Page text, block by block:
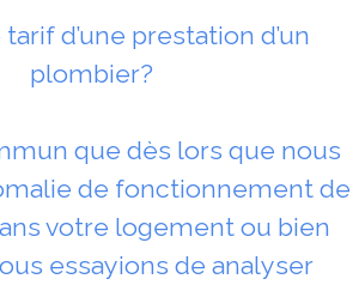
d’une prestation d’un
plombier?
que dès lors que nous
de fonctionnement de
votre logement ou bien
essayions de analyser